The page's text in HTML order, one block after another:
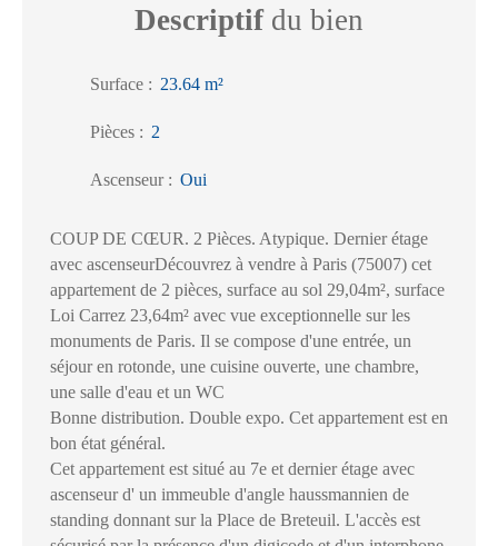
Descriptifdu bien
Surface : 23.64 m²
Pièces : 2
Ascenseur: Oui
COUP DE CŒUR. 2 Pièces. Atypique. Dernier étage
avec ascenseurDécouvrez à vendre à Paris (75007) cet
appartement de 2 pièces, surface au sol 29,04m², surface
Loi Carrez 23,64m² avec vue exceptionnelle sur les
monuments de Paris. Il se compose d'une entrée, un
séjour en rotonde, une cuisine ouverte, une chambre,
une salle d'eau et un WC
Bonne distribution. Double expo. Cet appartement est en
bon état général.
Cet appartement est situé au 7e et dernier étage avec
ascenseur d' un immeuble d'angle haussmannien de
standing donnant sur la Place de Breteuil. L'accès est